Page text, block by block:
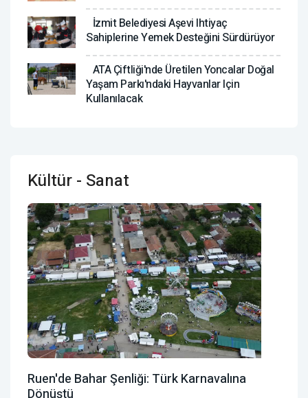
İzmit Belediyesi Aşevi Ihtiyaç
Sahiplerine Yemek Desteğini Sürdürüyor
ATA Çiftliği'nde Üretilen Yoncalar Doğal
Yaşam Parkı'ndaki Hayvanlar Için
Kullanılacak
Kültür - Sanat
Ruen'de Bahar Şenliği: Türk Karnavalına